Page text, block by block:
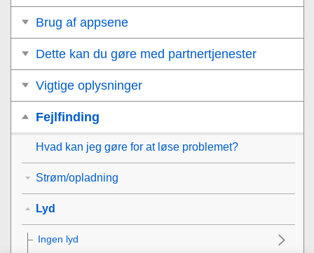
Brug af appsene
Dette kan du gøre med partnertjenester
Vigtige oplysninger
Fejlfinding
Hvad kan jeg gøre for at løse problemet?
Strøm/opladning
Lyd
Ingen lyd